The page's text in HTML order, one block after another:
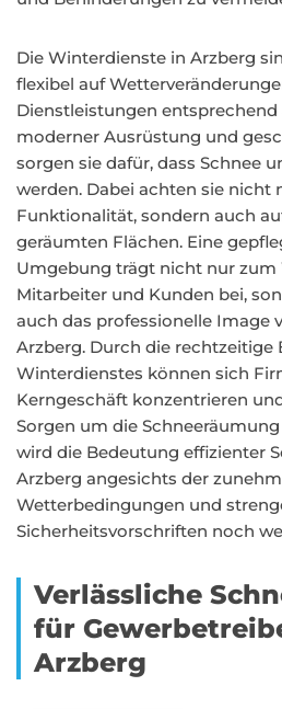
Die Winterdienste in Arzberg
flexibel auf
Dienstleistungen entsprechend
moderner Ausrüstung und
sorgen sie dafür, dass Schnee
werden. Dabei achten sie nicht
Funktionalität, sondern auch
geräumten Flächen. Eine
Umgebung trägt nicht nur zum
Mitarbeiter und Kunden bei,
auch das professionelle Image
Arzberg. Durch die rechtzeitige
Winterdienstes können sich
Kerngeschäft konzentrieren
Sorgen um die
wird die Bedeutung effizienter
Arzberg angesichts der
Wetterbedingungen und
Sicherheitsvorschriften noch
Verlässliche
für
Arzberg